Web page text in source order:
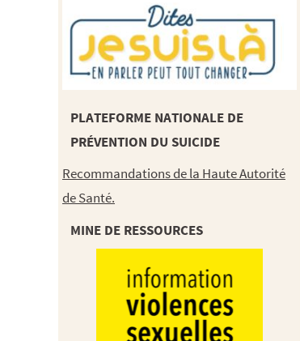
PLATEFORME NATIONALE DE
PRÉVENTION DU SUICIDE
Recommandations de la Haute Autorité
de Santé.
MINE DE RESSOURCES